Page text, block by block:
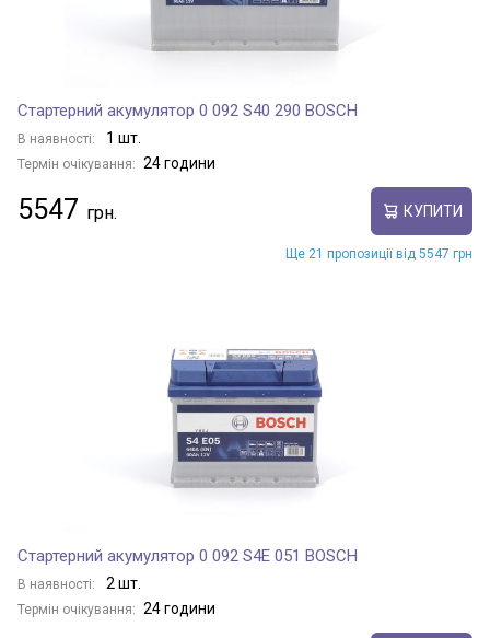
Стартерний акумулятор 0 092 S40 290 BOSCH
В наявності: 1 шт.
Термін очікування: 24 години
5547 КУПИТИ
Ще 21 пропозиції від 5547 грн
Стартерний акумулятор 0 092 S4E 051 BOSCH
В наявності: 2 шт.
Термін очікування: 24 години